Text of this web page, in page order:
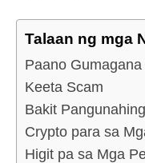
Talaan ng mga
Paano
Keeta Scam
Bakit
Crypto para sa
Higit pa sa Mga